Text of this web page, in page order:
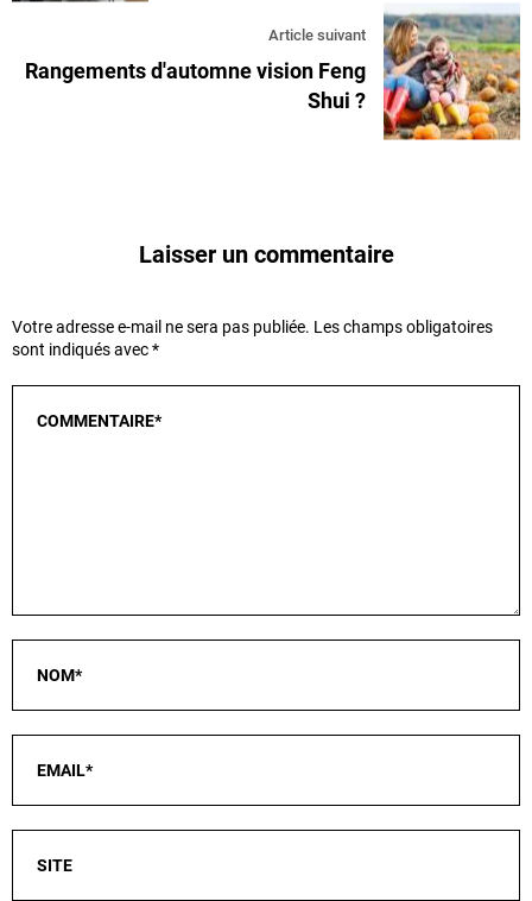
Article suivant
Rangements d'automne vision Feng
Shui ?
Laisser un commentaire
Votre adresse e-mail ne sera pas publiée. Les champs obligatoires
sont indiqués avec*